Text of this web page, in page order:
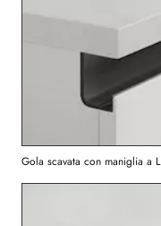
Gola scavata con maniglia a L